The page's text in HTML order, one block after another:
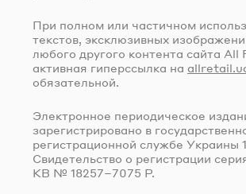
При полном или частичном
текстов, эксклюзивных
любого другого контента сайта All
активная гиперссылка на
обязательной.
Электронное периодическое
зарегистрировано в
регистрационной службе Украины
Свидетельство о регистрации
КВ № 18257–7075 Р.